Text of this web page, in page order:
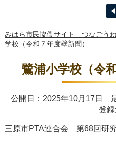
みはら市民協働サイト つなごう
学校（令和７年度壁新聞）
鷺浦小学校（令
公開日：2025年10月17日
登録
三原市PTA連合会 第68回研